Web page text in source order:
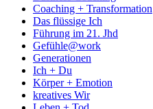
Coaching + Transformation
Das flüssige Ich
Führung im 21. Jhd
Gefühle@work
Generationen
Ich + Du
Körper + Emotion
kreatives Wir